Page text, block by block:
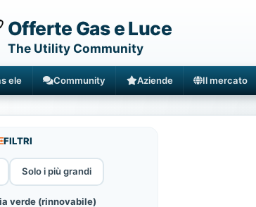
Offerte Gas e Luce
The Utility Community
ele Community Aziende Il mercato
FILTRI
Solo i più grandi
verde (rinnovabile)